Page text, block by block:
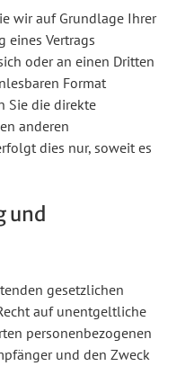
wir auf Grundlage Ihrer
Vertrags
oder an einen Dritten
Format
Sie die direkte
anderen
dies nur, soweit es
und
gesetzlichen
auf unentgeltliche
personenbezogenen
und den Zweck